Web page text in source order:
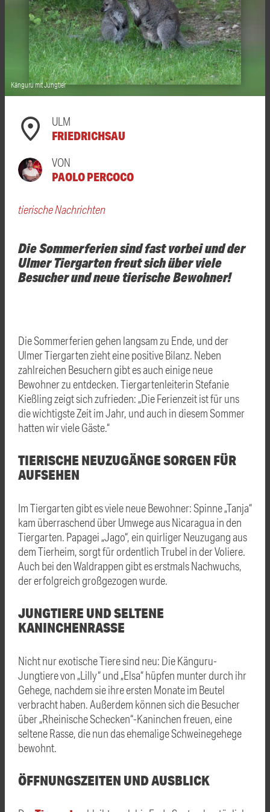
Känguru mit Jungtier
ULM
FRIEDRICHSAU
VON
PAOLO PERCOCO
tierische Nachrichten
Die Sommerferien sind fast vorbei und der
Ulmer Tiergarten freut sich über viele
Besucher und neue tierische Bewohner!
Die Sommerferien gehen langsam zu Ende, und der
Ulmer Tiergarten zieht eine positive Bilanz. Neben
zahlreichen Besuchern gibt es auch einige neue
Bewohner zu entdecken. Tiergartenleiterin Stefanie
Kießling zeigt sich zufrieden: „Die Ferienzeit ist für uns
die wichtigste Zeit im Jahr, und auch in diesem Sommer
hatten wir viele Gäste.“
TIERISCHE NEUZUGÄNGE SORGEN FÜR
AUFSEHEN
Im Tiergarten gibt es viele neue Bewohner: Spinne „Tanja“
kam überraschend über Umwege aus Nicaragua in den
Tiergarten. Papagei „Jago“, ein quirliger Neuzugang aus
dem Tierheim, sorgt für ordentlich Trubel in der Voliere.
Auch bei den Waldrappen gibt es erstmals Nachwuchs,
der erfolgreich großgezogen wurde.
JUNGTIERE UND SELTENE
KANINCHENRASSE
Nicht nur exotische Tiere sind neu: Die Känguru-
Jungtiere von „Lilly“ und „Elsa“ hüpfen munter durch ihr
Gehege, nachdem sie ihre ersten Monate im Beutel
verbracht haben. Außerdem können sich die Besucher
über „Rheinische Schecken“-Kaninchen freuen, eine
seltene Rasse, die nun das ehemalige Schweinegehege
bewohnt.
ÖFFNUNGSZEITEN UND AUSBLICK